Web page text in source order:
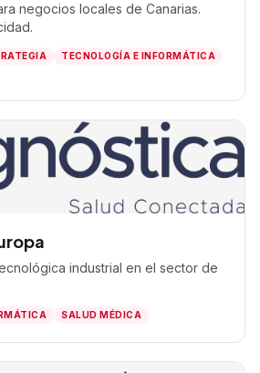
negocios locales de Canarias.
TECNOLOGÍA E INFORMÁTICA
industrial en el sector de
SALUD MÉDICA